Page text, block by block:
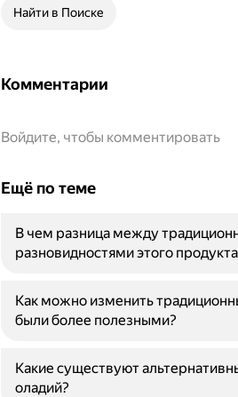
Найти в Поиске
Комментарии
Войдите, чтобы комментировать
Ещё по теме
В чем разница между
разновидностями этого
Как можно изменить
были более полезными?
Какие существуют
оладий?